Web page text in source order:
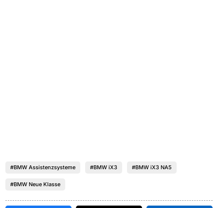
#BMW Assistenzsysteme #BMW iX3 #BMW iX3 NA5
#BMW Neue Klasse